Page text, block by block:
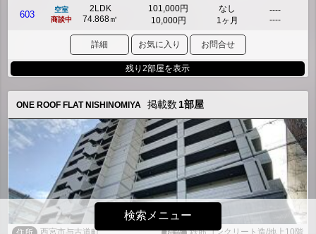
603
空室
商談中
2LDK
74.868㎡
101,000円
10,000円
なし
1ヶ月
----
----
詳細 お気に入り お問合せ
残り2部屋を表示
ONE ROOF FLAT NISHINOMIYA 掲載数 1部屋
西宮市与古道町 鉄筋コンクリート造/地上10階
検索メニュー